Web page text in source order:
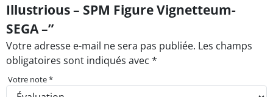
Illustrious – SPM Figure Vignetteum-
SEGA –”
Votre adresse e-mail ne sera pas publiée. Les champs
obligatoires sont indiqués avec *
Votre note*